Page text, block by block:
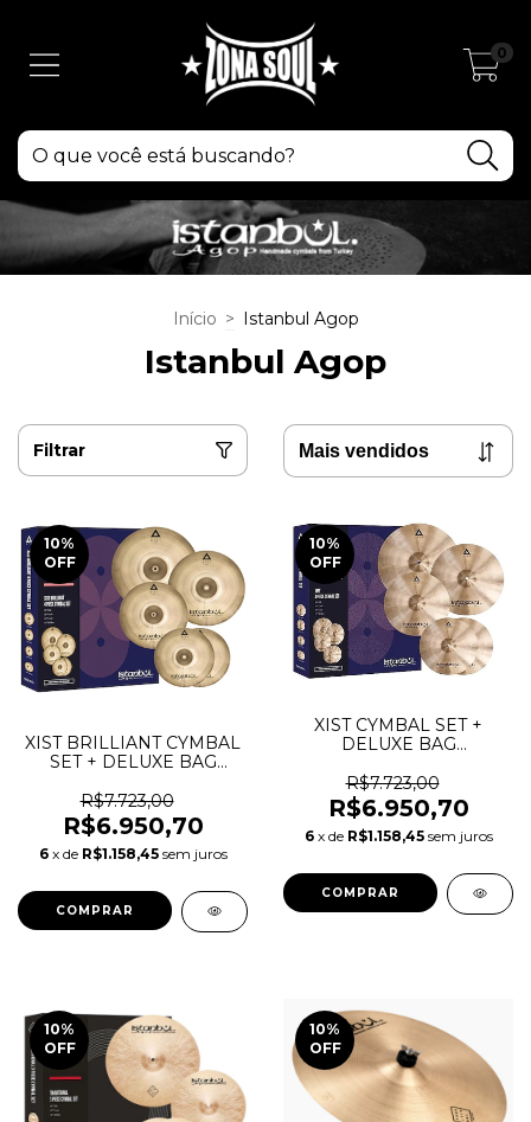
0
Início > Istanbul Agop
Istanbul Agop
Filtrar
10%
OFF
XIST BRILLIANT CYMBAL
SET + DELUXE BAG
R$7.723,00
R$6.950,70
6 x de R$1.158,45 sem juros
10%
OFF
XIST CYMBAL SET +
DELUXE BAG
R$7.723,00
R$6.950,70
6 x de R$1.158,45 sem juros
10%
OFF
10%
OFF